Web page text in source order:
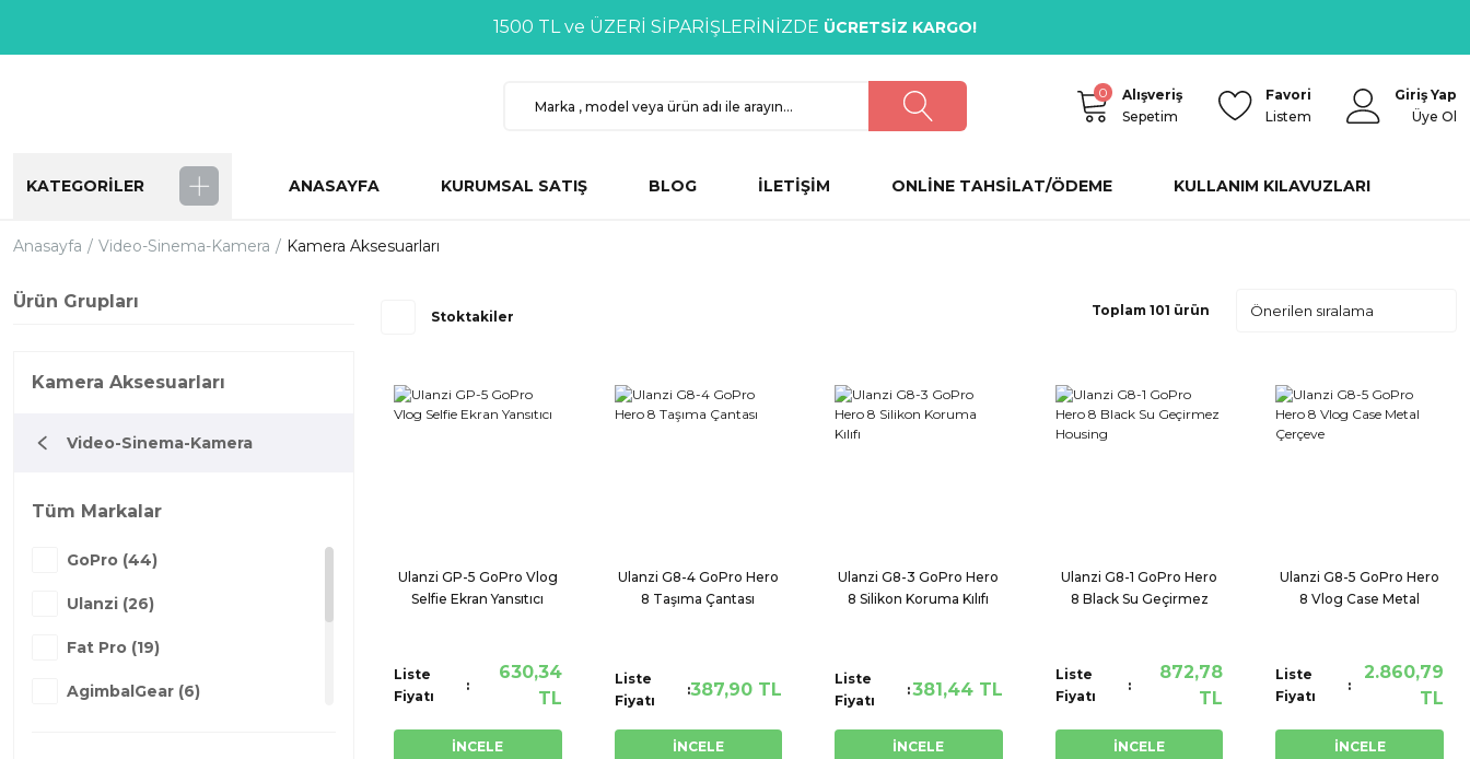
1500 TL ve ÜZERİ SİPARİŞLERİNİZDE ÜCRETSİZ KARGO!
0
Alışveriş
Sepetim
Favori
Listem
Giriş Yap
Üye Ol
KATEGORİLER ANASAYFA KURUMSAL SATIŞ BLOG İLETİŞİM ONLİNE TAHSİLAT/ÖDEME KULLANIM KILAVUZLARI
Anasayfa Video-Sinema-Kamera Kamera Aksesuarları
Ürün Grupları
Kamera Aksesuarları
Video-Sinema-Kamera
Tüm Markalar
GoPro (44)
Ulanzi (26)
Fat Pro (19)
AgimbalGear (6)
Stoktakiler Toplam 101 ürün
Ulanzi GP-5 GoPro Vlog
Selfie Ekran Yansıtıcı
Liste
Fiyatı
630,34
TL
İNCELE
Ulanzi G8-4 GoPro Hero
8 Taşıma Çantası
Liste
Fiyatı
387,90 TL
İNCELE
Ulanzi G8-3 GoPro Hero
8 Silikon Koruma Kılıfı
Liste
Fiyatı
381,44 TL
İNCELE
Ulanzi G8-1 GoPro Hero
8 Black Su Geçirmez
Liste
Fiyatı
872,78
TL
İNCELE
Ulanzi G8-5 GoPro Hero
8 Vlog Case Metal
Liste
Fiyatı
2.860,79
TL
İNCELE